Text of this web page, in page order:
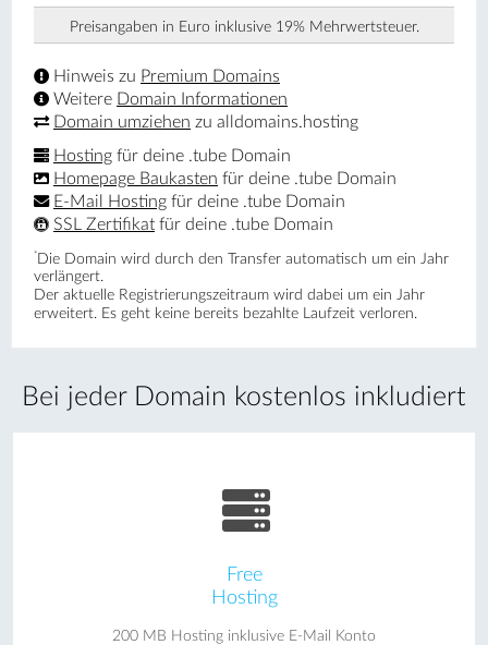
Bei jeder Domain kostenlos inkludiert
Free
Hosting
200 MB Hosting inklusive E-Mail Konto
Preisangaben in Euro inklusive 19% Mehrwertsteuer.
Hinweis zu Premium Domains
Weitere Domain Informationen
Domain umziehen zu alldomains.hosting
Hosting für deine .tube Domain
Homepage Baukasten für deine .tube Domain
E-Mail Hosting für deine .tube Domain
SSL Zertifikat für deine .tube Domain
* Die Domain wird durch den Transfer automatisch um ein Jahr
verlängert.
Der aktuelle Registrierungs­zeitraum wird dabei um ein Jahr
erweitert. Es geht keine bereits bezahlte Laufzeit verloren.